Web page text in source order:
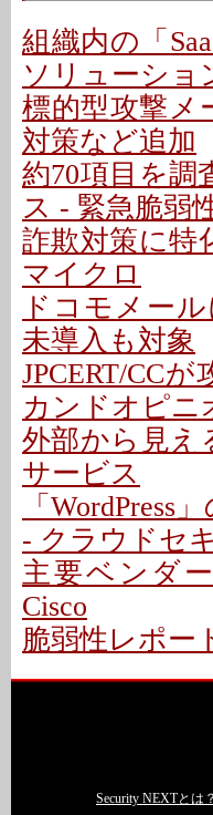
組織内の「
ソリューショ
標的型攻撃メ
対策など追加
約70項目を調
ス - 緊急脆弱
詐欺対策に特
マイクロ
ドコモメー
未導入も対象
JPCERT/CC
カンドオピニ
外部から見え
サービス
「
- クラウドセ
主要ベンダ
Cisco
脆弱性レポー
Security NEXTとは？